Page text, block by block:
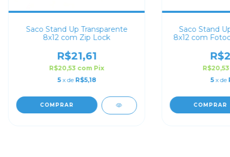
Saco Stand Up Transparente
8x12 com Zip Lock
R$21,61
R$20,53 com Pix
5 x de R$5,18
COMPRAR
Saco Stand
8x12 com
5 x de
COMPRAR